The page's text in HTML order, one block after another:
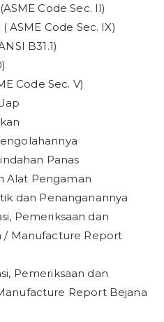
Code Sec. II)
ASME Code Sec. IX)
B31.1)
Code Sec. V)
Panas
Alat Pengaman
dan Penanganannya
Pemeriksaan dan
/ Manufacture Report
Pemeriksaan dan
Report Bejana